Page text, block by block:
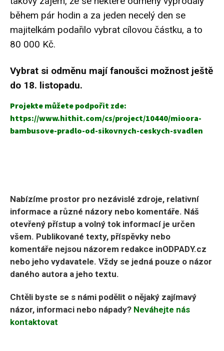
během pár hodin a za jeden necelý den se
majitelkám podařilo vybrat cílovou částku, a to
80 000 Kč.
Vybrat si odměnu mají fanoušci možnost ještě
do 18. listopadu.
Projekte můžete podpořit zde:
https://www.hithit.com/cs/project/10440/mioora-
bambusove-pradlo-od-sikovnych-ceskych-svadlen
Nabízíme prostor pro nezávislé zdroje, relativní
informace a různé názory nebo komentáře. Náš
otevřený přístup a volný tok informací je určen
všem. Publikované texty, příspěvky nebo
komentáře nejsou názorem redakce inODPADY.cz
nebo jeho vydavatele. Vždy se jedná pouze o názor
daného autora a jeho textu.
Chtěli byste se s námi podělit o nějaký zajímavý
názor, informaci nebo nápady? Neváhejte nás
kontaktovat